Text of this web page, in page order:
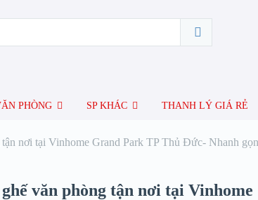
PHÒNG SP KHÁC THANH LÝ GIÁ RẺ
tận nơi tại Vinhome Grand Park TP Thủ Đức- Nhanh
ghế văn phòng tận nơi tại Vinhome